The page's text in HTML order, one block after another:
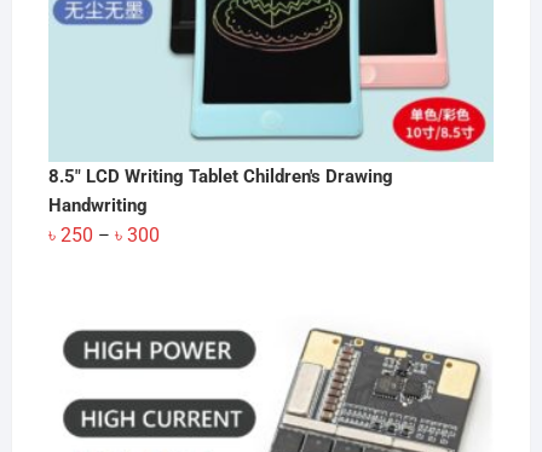
8.5" LCD Writing Tablet Children's Drawing
Handwriting
৳ 250 – ৳ 300Price
৳ 300